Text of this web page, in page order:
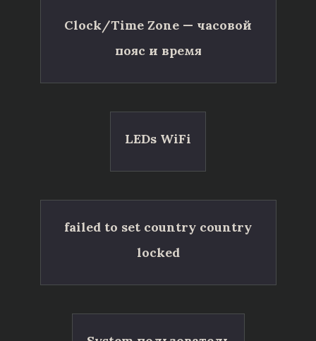
Clock/Time Zone — часовой
пояс и время
LEDs WiFi
failed to set country country
locked